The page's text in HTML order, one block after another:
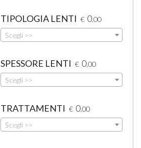
TIPOLOGIA LENTI € 0,00
Scegli >>
SPESSORE LENTI € 0,00
Scegli >>
TRATTAMENTI € 0,00
Scegli >>